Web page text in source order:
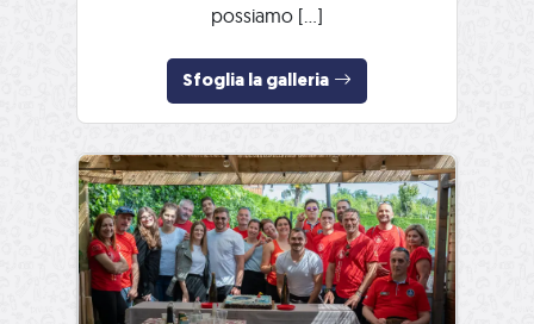
possiamo […]
Sfoglia la galleria